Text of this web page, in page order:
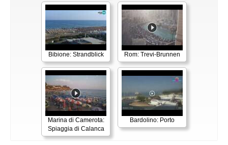
Bibione: Strandblick Rom: Trevi-Brunnen
Marina di Camerota:
Spiaggia di Calanca
Bardolino: Porto